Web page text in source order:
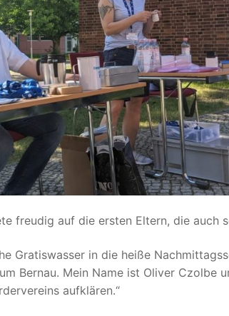
freudig auf die ersten Eltern, die auch
Gratiswasser in die heiße
Bernau. Mein Name ist Oliver Czolbe
aufklären.“